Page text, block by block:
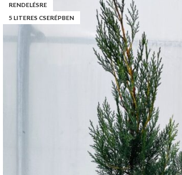
RENDELÉSRE
5 LITERES CSERÉPBEN